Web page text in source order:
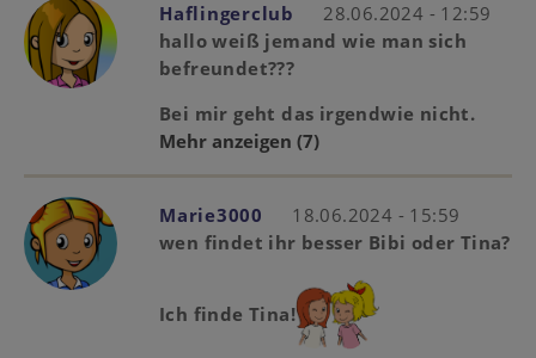
Haflingerclub
28.06.2024 - 12:59
hallo weiß jemand wie man sich
befreundet???
Bei mir geht das irgendwie nicht.
Mehr anzeigen (7)
Marie3000
18.06.2024 - 15:59
wen findet ihr besser Bibi oder Tina?
Ich finde Tina!